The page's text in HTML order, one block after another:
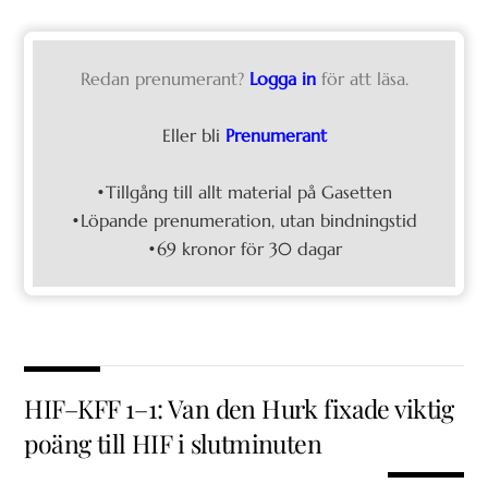
Redan prenumerant? Logga in för att läsa.
Eller bli Prenumerant
•Tillgång till allt material på Gasetten
•Löpande prenumeration, utan bindningstid
•69 kronor för 30 dagar
HIF–KFF 1–1: Van den Hurk fixade viktig
poäng till HIF i slutminuten